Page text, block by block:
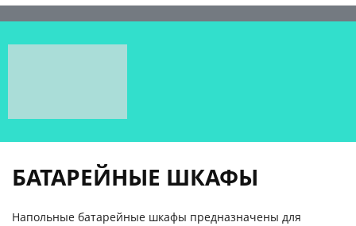
БАТАРЕЙНЫЕ ШКАФЫ
Напольные батарейные шкафы предназначены для